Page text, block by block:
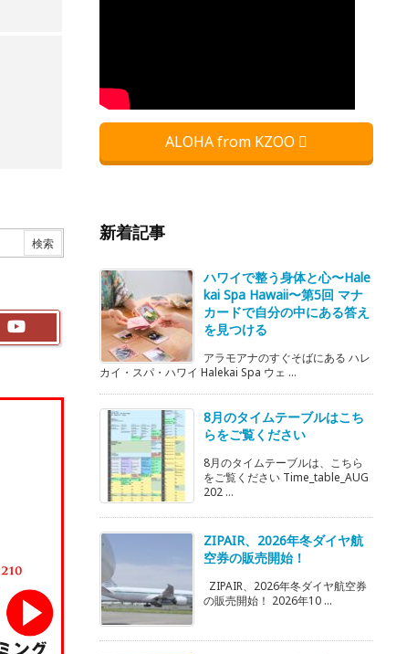
ALOHA from KZOO
新着記事
ハワイで整う身体と心〜Hale
kai Spa Hawaii〜第5回 マナ
カードで自分の中にある答え
を見つける
アラモアナのすぐそばにある ハレ
カイ・スパ・ハワイ Halekai Spa ウェ ...
8月のタイムテーブルはこち
らをご覧ください
8月のタイムテーブルは、こちら
をご覧ください Time_table_AUG
202 ...
ZIPAIR、2026年冬ダイヤ航
空券の販売開始！
ZIPAIR、2026年冬ダイヤ航空券
の販売開始！ 2026年10 ...